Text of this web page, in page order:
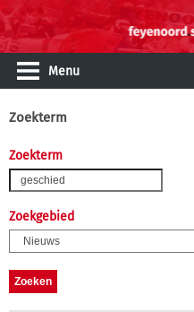
Menu
Zoekterm
Zoekterm
Zoekgebied